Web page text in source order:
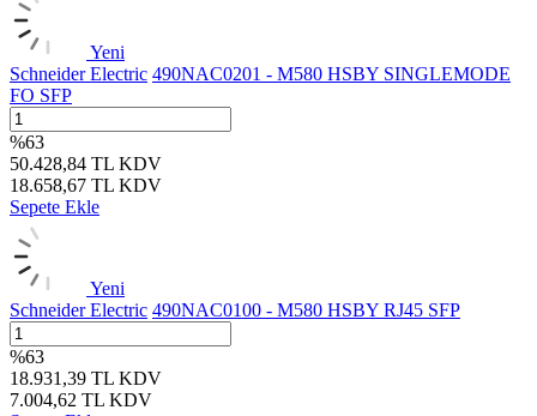
Yeni
Schneider Electric 490NAC0201 - M580 HSBY SINGLEMODE
FO SFP
%63
50.428,84 TL KDV
18.658,67 TL KDV
Sepete Ekle
Yeni
Schneider Electric 490NAC0100 - M580 HSBY RJ45 SFP
%63
18.931,39 TL KDV
7.004,62 TL KDV